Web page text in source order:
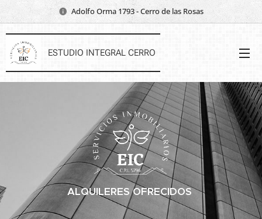
Adolfo Orma 1793 - Cerro de las Rosas
ESTUDIO INTEGRAL CERRO
ALQUILERES OFRECIDOS